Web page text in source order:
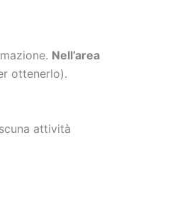
Nell’area
ottenerlo).
attività